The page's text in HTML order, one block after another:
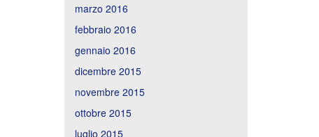
marzo 2016
febbraio 2016
gennaio 2016
dicembre 2015
novembre 2015
ottobre 2015
luglio 2015